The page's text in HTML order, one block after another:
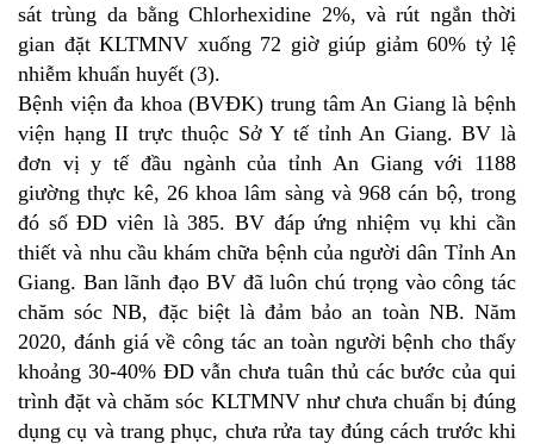
sát trùng da bằng Chlorhexidine 2%, và rút ngắn thời
gian đặt KLTMNV xuống 72 giờ giúp giảm 60% tỷ lệ
nhiễm khuẩn huyết (3).
Bệnh viện đa khoa (BVĐK) trung tâm An Giang là bệnh
viện hạng II trực thuộc Sở Y tế tỉnh An Giang. BV là
đơn vị y tế đầu ngành của tỉnh An Giang với 1188
giường thực kê, 26 khoa lâm sàng và 968 cán bộ, trong
đó số ĐD viên là 385. BV đáp ứng nhiệm vụ khi cần
thiết và nhu cầu khám chữa bệnh của người dân Tỉnh An
Giang. Ban lãnh đạo BV đã luôn chú trọng vào công tác
chăm sóc NB, đặc biệt là đảm bảo an toàn NB. Năm
2020, đánh giá về công tác an toàn người bệnh cho thấy
khoảng 30-40% ĐD vẫn chưa tuân thủ các bước của qui
trình đặt và chăm sóc KLTMNV như chưa chuẩn bị đúng
dụng cụ và trang phục, chưa rửa tay đúng cách trước khi